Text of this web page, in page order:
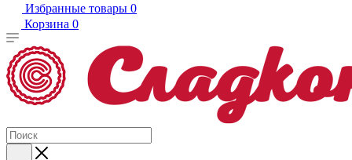
Избранные товары 0
Корзина 0